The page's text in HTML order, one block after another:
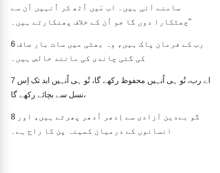
سامنے آئی ہیں۔ اب مَیں اُٹھ کر اُنہیں اُن سے
چھٹکارا دوں گا جو اُن کے خلاف پھنکارتے ہیں۔"
6
کی گئی چاندی کی مانند خالص ہیں۔
7
نسل سے بچائے رکھے گا،
8
انسانوں کے درمیان کمینہ پن کا راج ہے۔